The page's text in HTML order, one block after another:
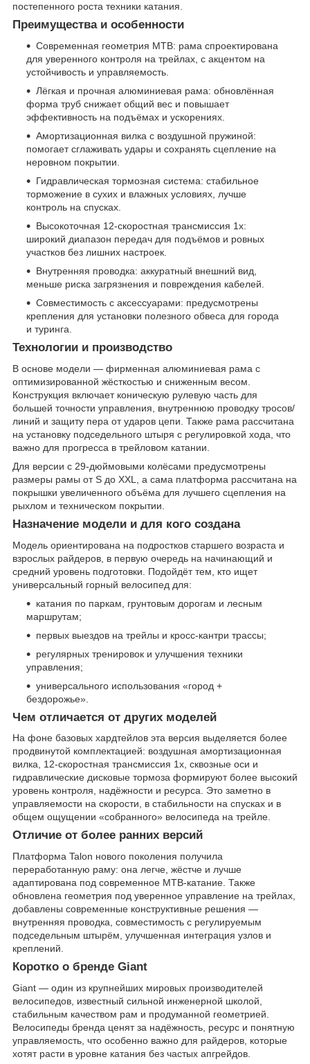
постепенного роста техники катания.
Преимущества и особенности
Современная геометрия MTB: рама спроектирована
для уверенного контроля на трейлах, с акцентом на
устойчивость и управляемость.
Лёгкая и прочная алюминиевая рама: обновлённая
форма труб снижает общий вес и повышает
эффективность на подъёмах и ускорениях.
Амортизационная вилка с воздушной пружиной:
помогает сглаживать удары и сохранять сцепление на
неровном покрытии.
Гидравлическая тормозная система: стабильное
торможение в сухих и влажных условиях, лучше
контроль на спусках.
Высокоточная 12-скоростная трансмиссия 1x:
широкий диапазон передач для подъёмов и ровных
участков без лишних настроек.
Внутренняя проводка: аккуратный внешний вид,
меньше риска загрязнения и повреждения кабелей.
Совместимость с аксессуарами: предусмотрены
крепления для установки полезного обвеса для города
и туринга.
Технологии и производство
В основе модели — фирменная алюминиевая рама с
оптимизированной жёсткостью и сниженным весом.
Конструкция включает коническую рулевую часть для
большей точности управления, внутреннюю проводку тросов/
линий и защиту пера от ударов цепи. Также рама рассчитана
на установку подседельного штыря с регулировкой хода, что
важно для прогресса в трейловом катании.
Для версии с 29-дюймовыми колёсами предусмотрены
размеры рамы от S до XXL, а сама платформа рассчитана на
покрышки увеличенного объёма для лучшего сцепления на
рыхлом и техническом покрытии.
Назначение модели и для кого создана
Модель ориентирована на подростков старшего возраста и
взрослых райдеров, в первую очередь на начинающий и
средний уровень подготовки. Подойдёт тем, кто ищет
универсальный горный велосипед для:
катания по паркам, грунтовым дорогам и лесным
маршрутам;
первых выездов на трейлы и кросс-кантри трассы;
регулярных тренировок и улучшения техники
управления;
универсального использования «город +
бездорожье».
Чем отличается от других моделей
На фоне базовых хардтейлов эта версия выделяется более
продвинутой комплектацией: воздушная амортизационная
вилка, 12-скоростная трансмиссия 1x, сквозные оси и
гидравлические дисковые тормоза формируют более высокий
уровень контроля, надёжности и ресурса. Это заметно в
управляемости на скорости, в стабильности на спусках и в
общем ощущении «собранного» велосипеда на трейле.
Отличие от более ранних версий
Платформа Talon нового поколения получила
переработанную раму: она легче, жёстче и лучше
адаптирована под современное MTB-катание. Также
обновлена геометрия под уверенное управление на трейлах,
добавлены современные конструктивные решения —
внутренняя проводка, совместимость с регулируемым
подседельным штырём, улучшенная интеграция узлов и
креплений.
Коротко о бренде Giant
Giant — один из крупнейших мировых производителей
велосипедов, известный сильной инженерной школой,
стабильным качеством рам и продуманной геометрией.
Велосипеды бренда ценят за надёжность, ресурс и понятную
управляемость, что особенно важно для райдеров, которые
хотят расти в уровне катания без частых апгрейдов.